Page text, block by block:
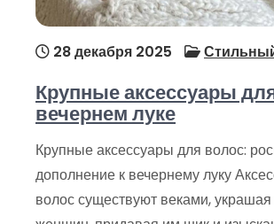
28 декабря 2025
Крупные аксессуары
вечернем луке
Крупные аксессуары для волос:
дополнение к вечернему луку
волос существуют веками,